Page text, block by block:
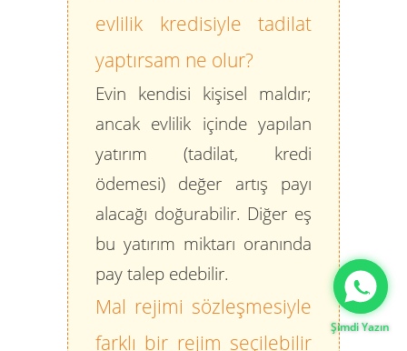
Şimdi Yazın
evlilik kredisiyle tadilat
yaptırsam ne olur?
Evin kendisi kişisel maldır;
ancak evlilik içinde yapılan
yatırım (tadilat, kredi
ödemesi) değer artış payı
alacağı doğurabilir. Diğer eş
bu yatırım miktarı oranında
pay talep edebilir.
Mal rejimi sözleşmesiyle
farklı bir rejim seçilebilir
Gizlilik Politikası